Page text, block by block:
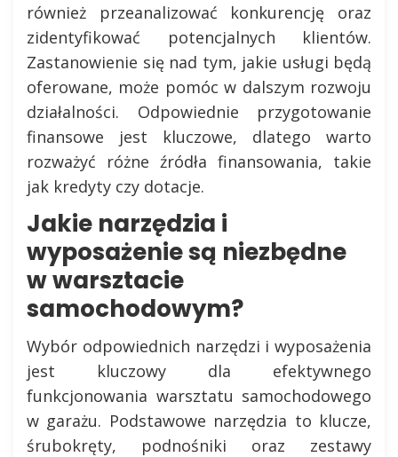
również przeanalizować konkurencję oraz
zidentyfikować potencjalnych klientów.
Zastanowienie się nad tym, jakie usługi będą
oferowane, może pomóc w dalszym rozwoju
działalności. Odpowiednie przygotowanie
finansowe jest kluczowe, dlatego warto
rozważyć różne źródła finansowania, takie
jak kredyty czy dotacje.
Jakie narzędzia i
wyposażenie są niezbędne
w warsztacie
samochodowym?
Wybór odpowiednich narzędzi i wyposażenia
jest kluczowy dla efektywnego
funkcjonowania warsztatu samochodowego
w garażu. Podstawowe narzędzia to klucze,
śrubokręty, podnośniki oraz zestawy